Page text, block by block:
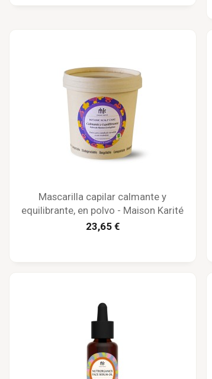
Mascarilla capilar calmante y
equilibrante, en polvo - Maison Karité
23,65 €